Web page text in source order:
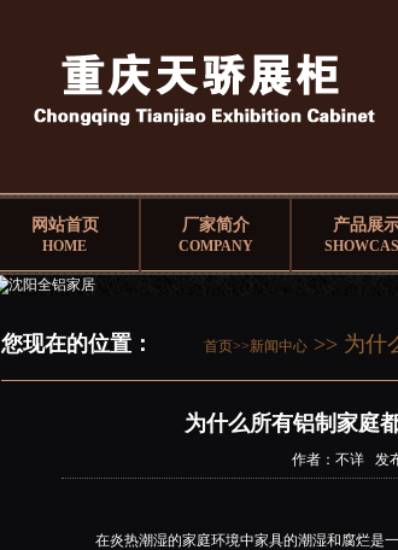
网站首页
HOME
厂家简介
COMPANY
产品展
您现在的位置： 首页>>新闻中心 >> 为什
为什么所有铝制家庭
作者：不详 发
在炎热潮湿的家庭环境中家具的潮湿和腐烂是一